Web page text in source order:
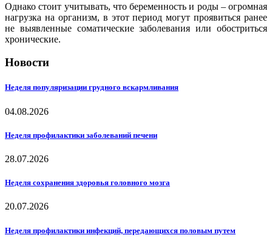
Однако стоит учитывать, что беременность и роды – огромная
нагрузка на организм, в этот период могут проявиться ранее
не выявленные соматические заболевания или обостриться
хронические.
Новости
Неделя популяризации грудного вскармливания
04.08.2026
Неделя профилактики заболеваний печени
28.07.2026
Неделя сохранения здоровья головного мозга
20.07.2026
Неделя профилактики инфекций, передающихся половым путем